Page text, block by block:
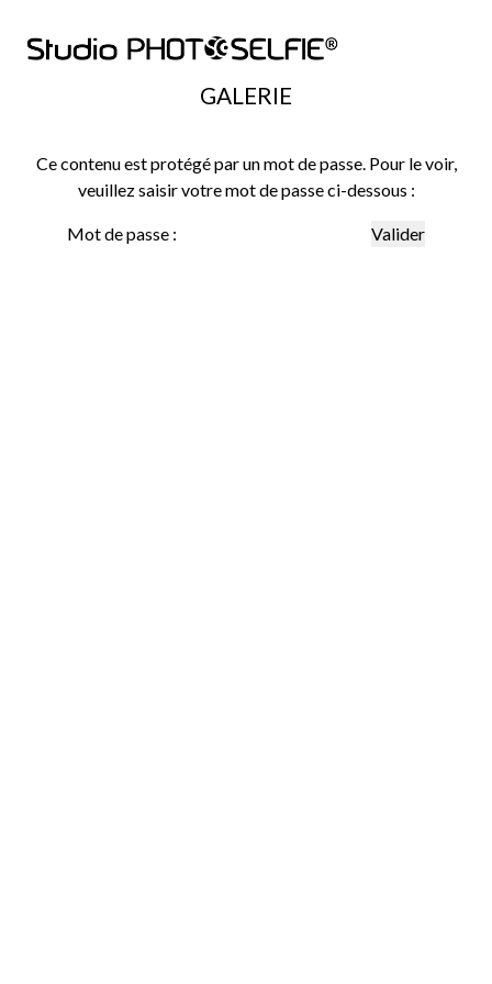
GALERIE
Ce contenu est protégé par un mot de passe. Pour le voir,
veuillez saisir votre mot de passe ci-dessous :
Mot de passe :